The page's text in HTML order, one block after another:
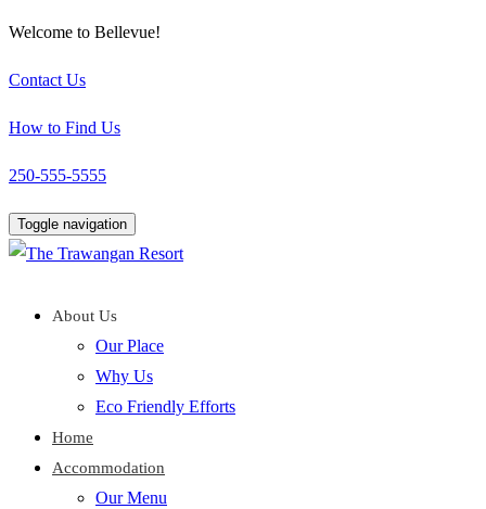
Welcome to Bellevue!
Contact Us
How to Find Us
250-555-5555
Toggle navigation
About Us
Our Place
Why Us
Eco Friendly Efforts
Home
Accommodation
Our Menu